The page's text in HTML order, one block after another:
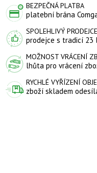
BEZPEČNÁ PLATBA
platební brána
SPOLEHLIVÝ PRODEJCE
prodejce s tradicí 23
MOŽNOST VRÁCENÍ
lhůta pro vrácení
RYCHLÉ VYŘÍZENÍ
zboží skladem